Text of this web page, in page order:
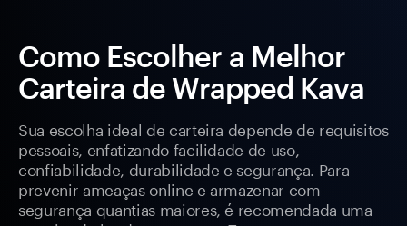
Como Escolher a Melhor
Carteira de Wrapped Kava
Sua escolha ideal de carteira depende de requisitos
pessoais, enfatizando facilidade de uso,
confiabilidade, durabilidade e segurança. Para
prevenir ameaças online e armazenar com
segurança quantias maiores, é recomendada uma